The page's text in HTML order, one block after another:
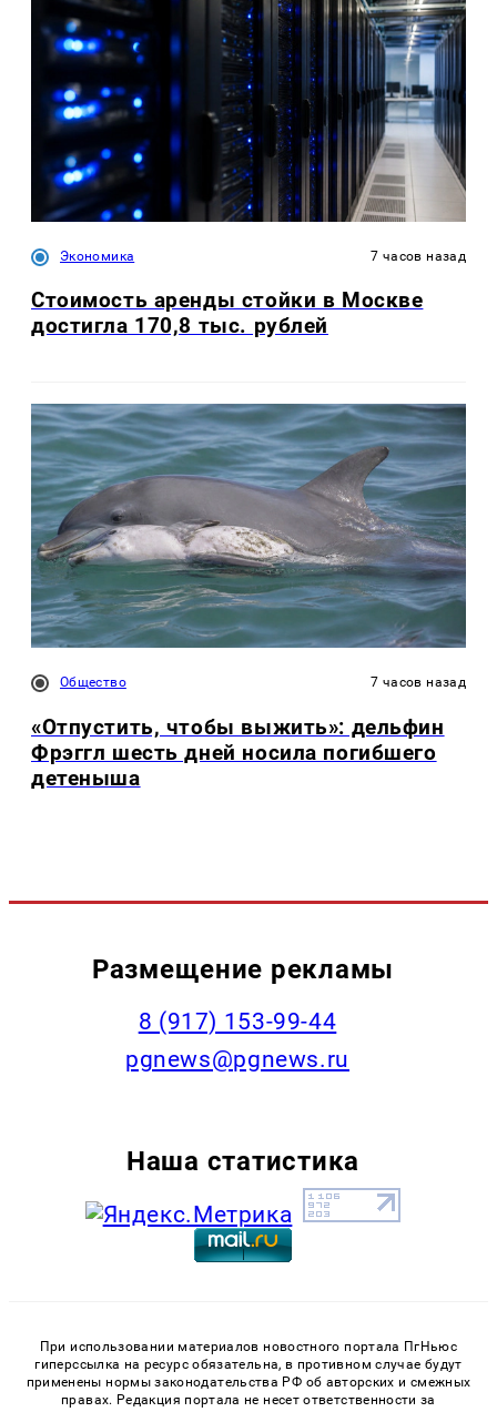
Экономика 7 часов назад
Стоимость аренды стойки в Москве
достигла 170,8 тыс. рублей
Общество 7 часов назад
«Отпустить, чтобы выжить»: дельфин
Фрэггл шесть дней носила погибшего
детеныша
Размещение рекламы
‭8 (917) 153-99-44
pgnews@pgnews.ru
Наша статистика
При использовании материалов новостного портала ПгНьюс
гиперссылка на ресурс обязательна, в противном случае будут
применены нормы законодательства РФ об авторских и смежных
правах. Редакция портала не несет ответственности за